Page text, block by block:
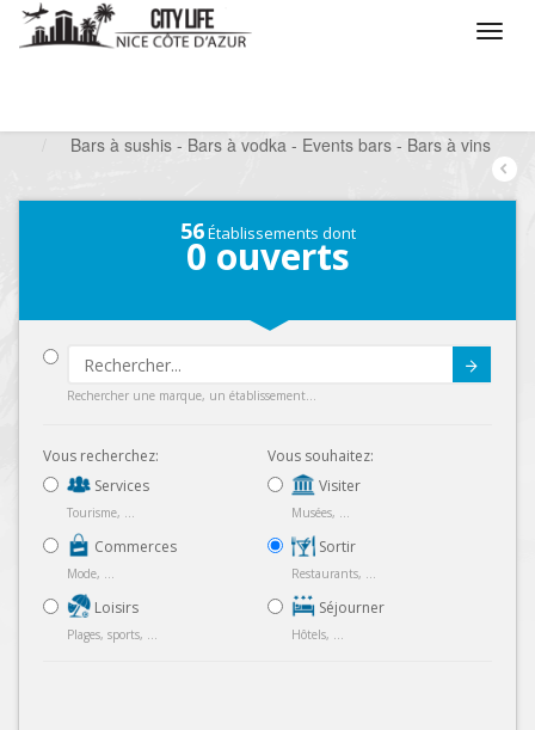
Bars à sushis - Bars à vodka - Events bars - Bars à vins
56Établissements dont
0 ouverts
Rechercher une marque, un établissement...
Vous recherchez:
Services
Tourisme, ...
Commerces
Mode, ...
Loisirs
Plages, sports, ...
Vous souhaitez:
Visiter
Musées, ...
Sortir
Restaurants, ...
Séjourner
Hôtels, ...